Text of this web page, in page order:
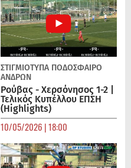
ΣΤΙΓΜΙΟΤΥΠΑ ΠΟΔΌΣΦΑΙΡΟ
ΑΝΔΡΏΝ
Ρούβας - Χερσόνησος 1-2 |
Τελικός Κυπέλλου ΕΠΣΗ
(Highlights)
10/05/2026 | 18:00